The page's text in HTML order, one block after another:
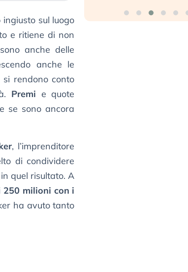
sul luogo
e ritiene di non
anche delle
anche le
rendono conto
Premi e quote
se sono ancora
, l’imprenditore
di condividere
quel risultato. A
250 milioni con i
ha avuto tanto